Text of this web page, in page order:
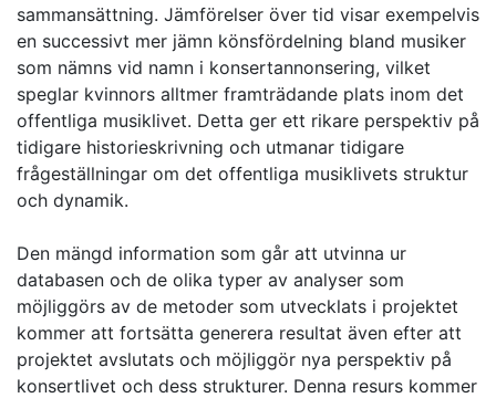
sammansättning. Jämförelser över tid visar exempelvis
en successivt mer jämn könsfördelning bland musiker
som nämns vid namn i konsertannonsering, vilket
speglar kvinnors alltmer framträdande plats inom det
offentliga musiklivet. Detta ger ett rikare perspektiv på
tidigare historieskrivning och utmanar tidigare
frågeställningar om det offentliga musiklivets struktur
och dynamik.
Den mängd information som går att utvinna ur
databasen och de olika typer av analyser som
möjliggörs av de metoder som utvecklats i projektet
kommer att fortsätta generera resultat även efter att
projektet avslutats och möjliggör nya perspektiv på
konsertlivet och dess strukturer. Denna resurs kommer